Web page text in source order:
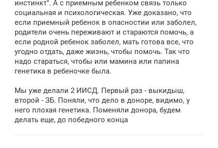
инстинкт". А с приемным ребенком связь только
социальная и психологическая. Уже доказано, что
если приемный ребенок в опасностии или заболел,
родители очень переживают и стараются помочь, а
если родной ребенок заболел, мать готова все, что
угодно отдать, даже жизнь, чтобы помочь. Так что
надо стараться, чтобы или мамина или папина
генетика в ребеночке была.
Мы уже делали 2 ИИСД. Первый раз - выкидыш,
второй - ЗБ. Поняли, что дело в доноре, видимо, у
него плохая генетика. Поменяли донора, будем
делать еще, до победного конца